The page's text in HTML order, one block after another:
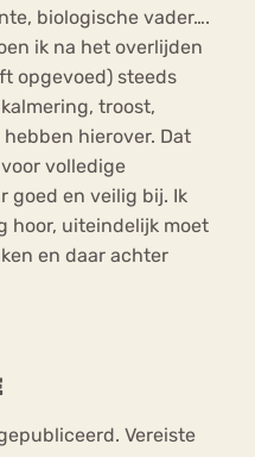
biologische vader….
ik na het overlijden
opgevoed) steeds
troost,
hierover. Dat
volledige
goed en veilig bij. Ik
hoor, uiteindelijk moet
en daar achter
Vereiste